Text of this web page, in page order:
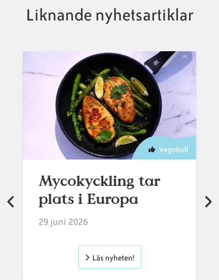
Liknande nyhetsartiklar
Vegokoll
Mycokyckling tar
plats i Europa
29 juni 2026
Läs nyheten!